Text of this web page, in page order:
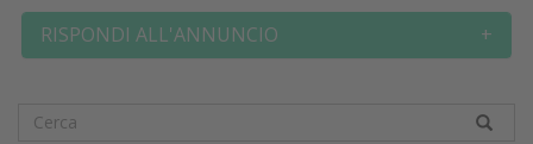
+
RISPONDI ALL'ANNUNCIO